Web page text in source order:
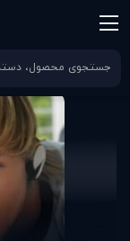
صفحه اصلی مقالات